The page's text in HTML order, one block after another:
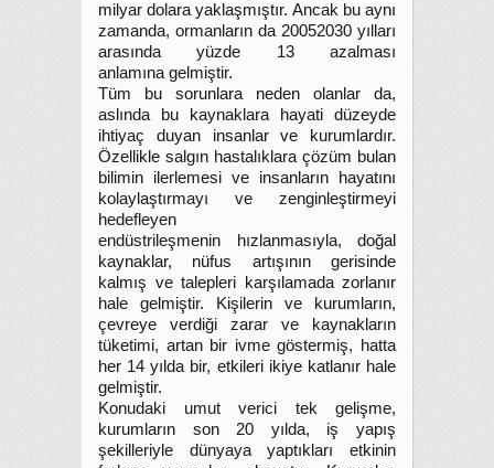
milyar dolara yaklaşmıştır. Ancak bu aynı
zamanda, ormanların da 20052030 yılları
arasında yüzde 13 azalması
anlamına gelmiştir.
Tüm bu sorunlara neden olanlar da,
aslında bu kaynaklara hayati düzeyde
ihtiyaç duyan insanlar ve kurumlardır.
Özellikle salgın hastalıklara çözüm bulan
bilimin ilerlemesi ve insanların hayatını
kolaylaştırmayı ve zenginleştirmeyi
hedefleyen
endüstrileşmenin hızlanmasıyla, doğal
kaynaklar, nüfus artışının gerisinde
kalmış ve talepleri karşılamada zorlanır
hale gelmiştir. Kişilerin ve kurumların,
çevreye verdiği zarar ve kaynakların
tüketimi, artan bir ivme göstermiş, hatta
her 14 yılda bir, etkileri ikiye katlanır hale
gelmiştir.
Konudaki umut verici tek gelişme,
kurumların son 20 yılda, iş yapış
şekilleriyle dünyaya yaptıkları etkinin